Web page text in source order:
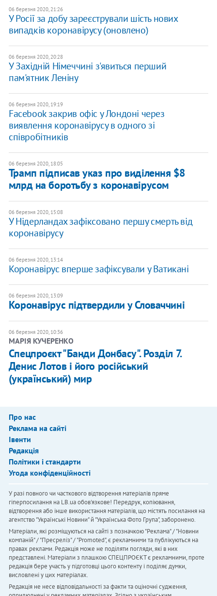
06 березня 2020, 21:26
У Росії за добу зареєстрували шість нових
випадків коронавірусу (оновлено)
06 березня 2020, 20:28
У Західній Німеччині з'явиться перший
пам'ятник Леніну
06 березня 2020, 19:19
Facebook закрив офіс у Лондоні через
виявлення коронавірусу в одного зі
співробітників
06 березня 2020, 18:05
Трамп підписав указ про виділення $8
млрд на боротьбу з коронавірусом
06 березня 2020, 15:08
У Нідерландах зафіксовано першу смерть від
коронавірусу
06 березня 2020, 13:14
Коронавірус вперше зафіксували у Ватикані
06 березня 2020, 13:09
Коронавірус підтвердили у Словаччині
06 березня 2020, 10:36
МАРІЯ КУЧЕРЕНКО
Спецпроєкт "Банди Донбасу". Розділ 7.
Денис Лотов і його російський
(український) мир
Про нас
Реклама на сайті
Івенти
Редакція
Політики і стандарти
Угода конфіденційності
У разі повного чи часткового відтворення матеріалів пряме
гіперпосилання на LB.ua обов'язкове! Передрук, копіювання,
відтворення або інше використання матеріалів, що містять посилання на
агентство "Українськi Новини" й "Українська Фото Група", заборонено.
Матеріали, які розміщуються на сайті з позначкою "Реклама" / "Новини
компаній" / "Пресреліз" / "Promoted", є рекламними та публікуються на
правах реклами. Редакція може не поділяти погляди, які в них
представлені. Матеріали з плашкою СПЕЦПРОЄКТ є рекламними, проте
редакція бере участь у підготовці цього контенту і поділяє думки,
висловлені у цих матеріалах.
Редакція не несе відповідальності за факти та оціночні судження,